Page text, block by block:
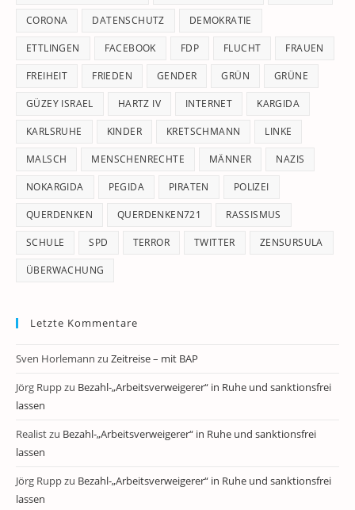
CORONA DATENSCHUTZ DEMOKRATIE
ETTLINGEN FACEBOOK FDP FLUCHT FRAUEN
FREIHEIT FRIEDEN GENDER GRÜN GRÜNE
GÜZEY ISRAEL HARTZ IV INTERNET KARGIDA
KARLSRUHE KINDER KRETSCHMANN LINKE
MALSCH MENSCHENRECHTE MÄNNER NAZIS
NOKARGIDA PEGIDA PIRATEN POLIZEI
QUERDENKEN QUERDENKEN721 RASSISMUS
SCHULE SPD TERROR TWITTER ZENSURSULA
ÜBERWACHUNG
Letzte Kommentare
Sven Horlemann zu Zeitreise – mit BAP
Jörg Ruppzu Bezahl-„Arbeitsverweigerer“ in Ruhe und sanktionsfrei
lassen
Realistzu Bezahl-„Arbeitsverweigerer“ in Ruhe und sanktionsfrei
lassen
Jörg Ruppzu Bezahl-„Arbeitsverweigerer“ in Ruhe und sanktionsfrei
lassen